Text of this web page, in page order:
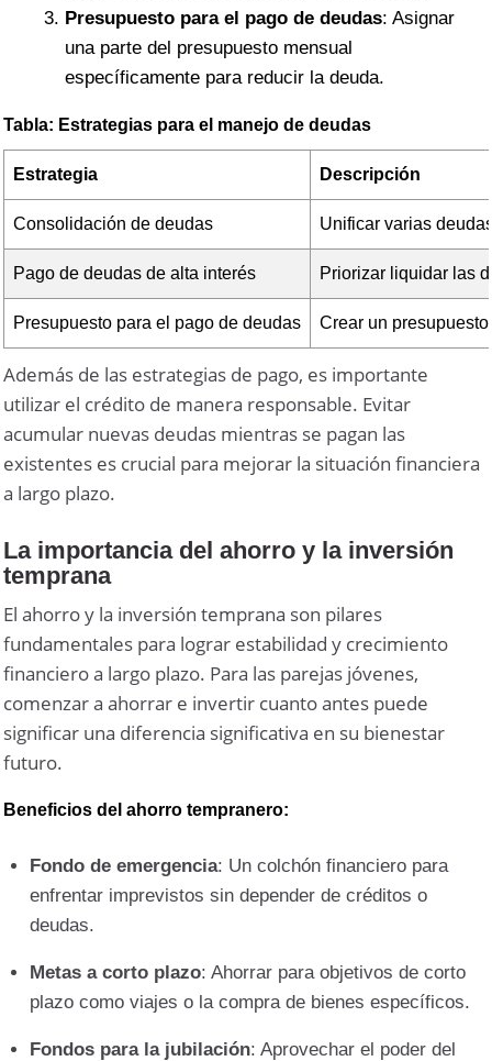
Presupuesto para el pago de deudas: Asignar
una parte del presupuesto mensual
específicamente para reducir la deuda.
Tabla: Estrategias para el manejo de deudas
Estrategia Descripción
Consolidación de deudas Unificar varias
Pago de deudas de alta interés Priorizar liquidar las
Presupuesto para el pago de deudas Crear un
Además de las estrategias de pago, es importante
utilizar el crédito de manera responsable. Evitar
acumular nuevas deudas mientras se pagan las
existentes es crucial para mejorar la situación financiera
a largo plazo.
La importancia del ahorro y la inversión
temprana
El ahorro y la inversión temprana son pilares
fundamentales para lograr estabilidad y crecimiento
financiero a largo plazo. Para las parejas jóvenes,
comenzar a ahorrar e invertir cuanto antes puede
significar una diferencia significativa en su bienestar
futuro.
Beneficios del ahorro tempranero:
Fondo de emergencia: Un colchón financiero para
enfrentar imprevistos sin depender de créditos o
deudas.
Metas a corto plazo: Ahorrar para objetivos de corto
plazo como viajes o la compra de bienes específicos.
Fondos para la jubilación: Aprovechar el poder del